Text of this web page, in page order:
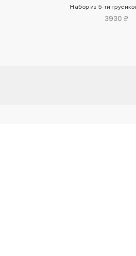
Набор из 5-ти
3930 ₽